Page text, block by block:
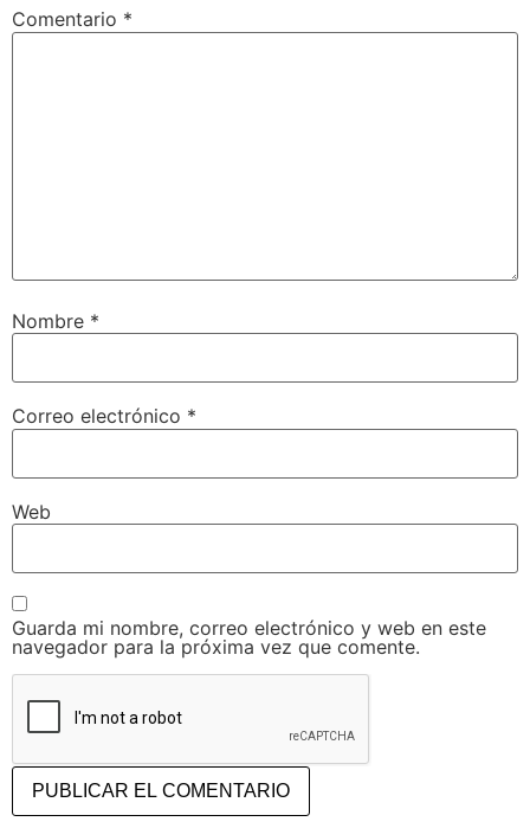
Comentario *
Nombre *
Correo electrónico *
Web
Guarda mi nombre, correo electrónico y web en este
navegador para la próxima vez que comente.